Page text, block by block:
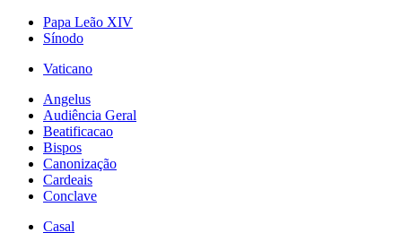
Papa Leão XIV
Sínodo
Vaticano
Angelus
Audiência Geral
Beatificacao
Bispos
Canonização
Cardeais
Conclave
Casal